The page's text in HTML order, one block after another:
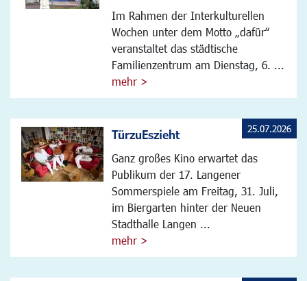
Im Rahmen der Interkulturellen
Wochen unter dem Motto „dafür“
veranstaltet das städtische
Familienzentrum am Dienstag, 6. ...
mehr >
TürzuEszieht
Ganz großes Kino erwartet das
Publikum der 17. Langener
Sommerspiele am Freitag, 31. Juli,
im Biergarten hinter der Neuen
Stadthalle Langen ...
mehr >
25.07.2026